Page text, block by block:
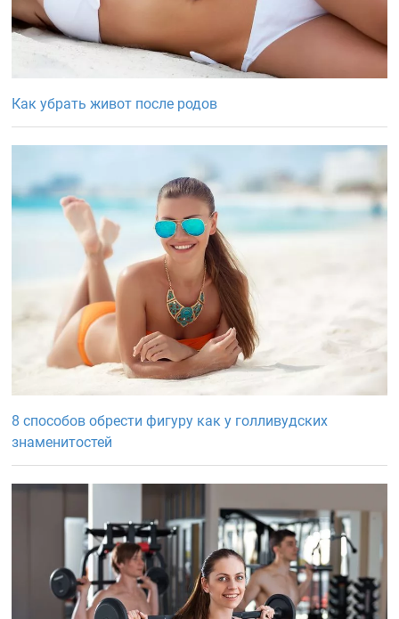
Как убрать живот после родов
8 способов обрести фигуру как у голливудских
знаменитостей